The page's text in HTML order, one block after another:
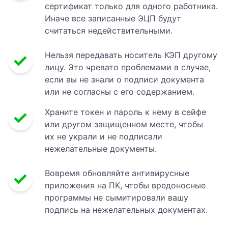
сертификат только для одного работника.
Иначе все записанные ЭЦП будут
считаться недействительными.
Нельзя передавать носитель КЭП другому
лицу. Это чревато проблемами в случае,
если вы не знали о подписи документа
или не согласны с его содержанием.
Храните токен и пароль к нему в сейфе
или другом защищенном месте, чтобы
их не украли и не подписали
нежелательные документы.
Вовремя обновляйте антивирусные
приложения на ПК, чтобы вредоносные
программы не сымитировали вашу
подпись на нежелательных документах.